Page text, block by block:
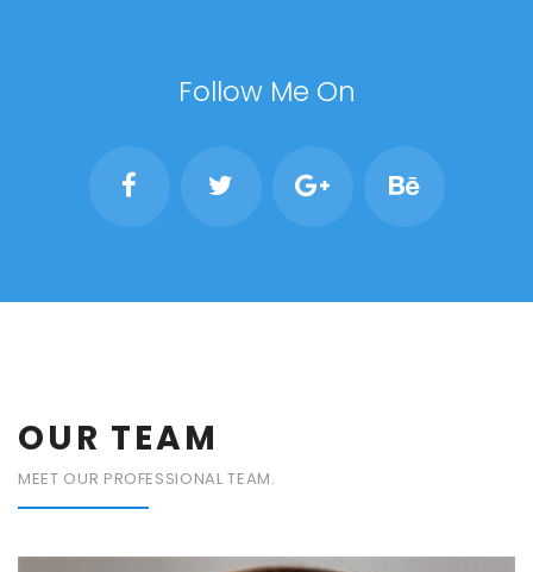
Follow Me On
OUR TEAM
MEET OUR PROFESSIONAL TEAM.